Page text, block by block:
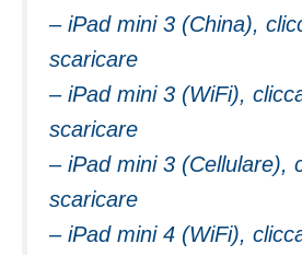
– iPad mini 3 (China),
scaricare
– iPad mini 3 (WiFi),
scaricare
– iPad mini 3 (Cellulare),
scaricare
– iPad mini 4 (WiFi),